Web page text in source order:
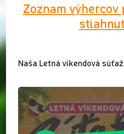
Zoznam výhercov
Naša Letná víkendová